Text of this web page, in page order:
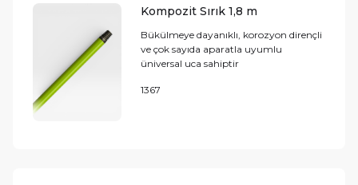
Kompozit Sırık 1,8 m
Bükülmeye dayanıklı, korozyon dirençli
ve çok sayıda aparatla uyumlu
üniversal uca sahiptir
1367